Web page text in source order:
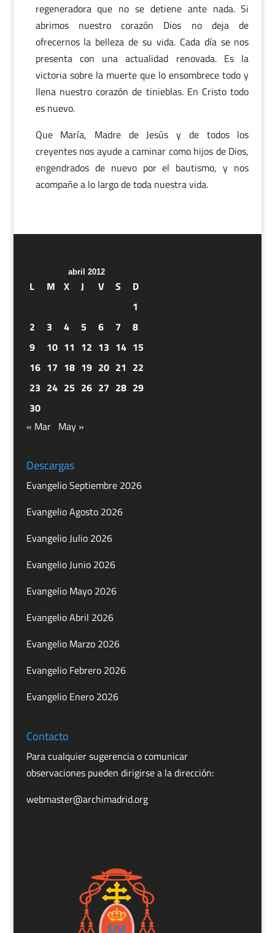
regeneradora que no se detiene ante nada. Si
abrimos nuestro corazón Dios no deja de
ofrecernos la belleza de su vida. Cada día se nos
presenta con una actualidad renovada. Es la
victoria sobre la muerte que lo ensombrece todo y
llena nuestro corazón de tinieblas. En Cristo todo
es nuevo.
Que María, Madre de Jesús y de todos los
creyentes nos ayude a caminar como hijos de Dios,
engendrados de nuevo por el bautismo, y nos
acompañe a lo largo de toda nuestra vida.
abril 2012
L M X J V S
D
1
2
3 4 5 6 7
8
9
10 11 12 13 14 15
16 17 18 19 20 21 22
23 24 25 26 27 28 29
30
« Mar May »
Descargas
Evangelio Septiembre 2026
Evangelio Agosto 2026
Evangelio Julio 2026
Evangelio Junio 2026
Evangelio Mayo 2026
Evangelio Abril 2026
Evangelio Marzo 2026
Evangelio Febrero 2026
Evangelio Enero 2026
Contacto
Para cualquier sugerencia o comunicar
observaciones pueden dirigirse a la dirección:
webmaster@archimadrid.org